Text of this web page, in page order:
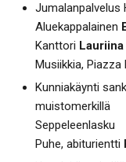
Jumalanpalvelus
Aluekappalainen
Kanttori
Musiikkia,
Kunniakäynti
muistomerkillä
Seppeleenlasku
Puhe, abiturientti